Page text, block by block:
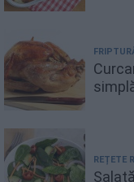
REȚETE